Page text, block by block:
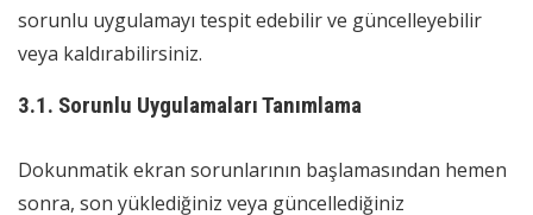
sorunlu uygulamayı tespit edebilir ve güncelleyebilir
veya kaldırabilirsiniz.
3.1. Sorunlu Uygulamaları Tanımlama
Dokunmatik ekran sorunlarının başlamasından hemen
sonra, son yüklediğiniz veya güncellediğiniz